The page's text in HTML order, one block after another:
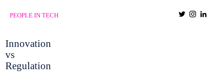
PEOPLE IN TECH
Innovation
vs
Regulation